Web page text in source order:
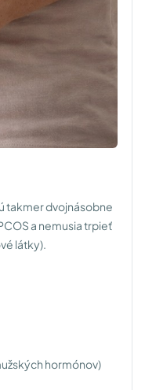
takmer dvojnásobne
a nemusia trpieť
látky).
hormónov)